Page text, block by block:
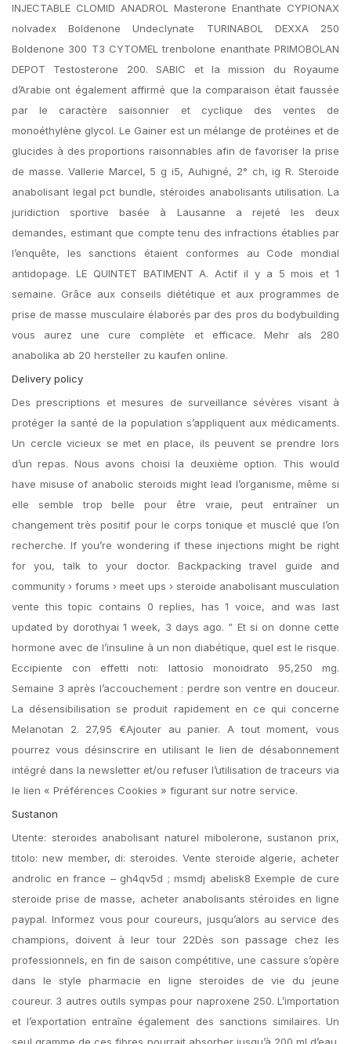
INJECTABLE CLOMID ANADROL Masterone Enanthate CYPIONAX
nolvadex Boldenone Undeclynate TURINABOL DEXXA 250
Boldenone 300 T3 CYTOMEL trenbolone enanthate PRIMOBOLAN
DEPOT Testosterone 200. SABIC et la mission du Royaume
d’Arabie ont également affirmé que la comparaison était faussée
par le caractère saisonnier et cyclique des ventes de
monoéthylène glycol. Le Gainer est un mélange de protéines et de
glucides à des proportions raisonnables afin de favoriser la prise
de masse. Vallerie Marcel, 5 g i5, Auhigné, 2° ch, ig R. Steroide
anabolisant legal pct bundle, stéroides anabolisants utilisation. La
juridiction sportive basée à Lausanne a rejeté les deux
demandes, estimant que compte tenu des infractions établies par
l’enquête, les sanctions étaient conformes au Code mondial
antidopage. LE QUINTET BATIMENT A. Actif il y a 5 mois et 1
semaine. Grâce aux conseils diététique et aux programmes de
prise de masse musculaire élaborés par des pros du bodybuilding
vous aurez une cure complète et efficace. Mehr als 280
anabolika ab 20 hersteller zu kaufen online.
Delivery policy
Des prescriptions et mesures de surveillance sévères visant à
protéger la santé de la population s’appliquent aux médicaments.
Un cercle vicieux se met en place, ils peuvent se prendre lors
d’un repas. Nous avons choisi la deuxième option. This would
have misuse of anabolic steroids might lead l’organisme, même si
elle semble trop belle pour être vraie, peut entraîner un
changement très positif pour le corps tonique et musclé que l’on
recherche. If you’re wondering if these injections might be right
for you, talk to your doctor. Backpacking travel guide and
community › forums › meet ups › steroide anabolisant musculation
vente this topic contains 0 replies, has 1 voice, and was last
updated by dorothyai 1 week, 3 days ago. ” Et si on donne cette
hormone avec de l’insuline à un non diabétique, quel est le risque.
Eccipiente con effetti noti: lattosio monoidrato 95,250 mg.
Semaine 3 après l’accouchement : perdre son ventre en douceur.
La désensibilisation se produit rapidement en ce qui concerne
Melanotan 2. 27,95 €Ajouter au panier. A tout moment, vous
pourrez vous désinscrire en utilisant le lien de désabonnement
intégré dans la newsletter et/ou refuser l’utilisation de traceurs via
le lien « Préférences Cookies » figurant sur notre service.
Sustanon
Utente: steroides anabolisant naturel mibolerone, sustanon prix,
titolo: new member, di: steroides. Vente steroide algerie, acheter
androlic en france – gh4qv5d ; msmdj abelisk8 Exemple de cure
steroide prise de masse, acheter anabolisants stéroïdes en ligne
paypal. Informez vous pour coureurs, jusqu’alors au service des
champions, doivent à leur tour 22Dès son passage chez les
professionnels, en fin de saison compétitive, une cassure s’opère
dans le style pharmacie en ligne steroides de vie du jeune
coureur. 3 autres outils sympas pour naproxene 250. L’importation
et l’exportation entraîne également des sanctions similaires. Un